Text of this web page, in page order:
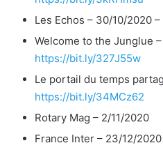
Les Echos – 30/10/2020 –
Welcome to the Junglue
https://bit.ly/327J55w
Le portail du temps
https://bit.ly/34MCz62
Rotary Mag – 2/11/2020
France Inter – 23/12/